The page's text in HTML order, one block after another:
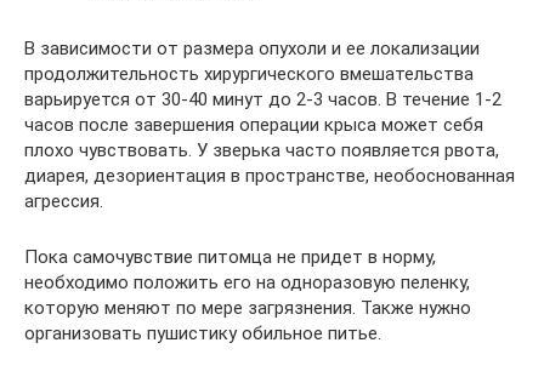
В зависимости от размера опухоли и ее локализации
продолжительность хирургического вмешательства
варьируется от 30-40 минут до 2-3 часов. В течение 1-2
часов после завершения операции крыса может себя
плохо чувствовать. У зверька часто появляется рвота,
диарея, дезориентация в пространстве, необоснованная
агрессия.
Пока самочувствие питомца не придет в норму,
необходимо положить его на одноразовую пеленку,
которую меняют по мере загрязнения. Также нужно
организовать пушистику обильное питье.